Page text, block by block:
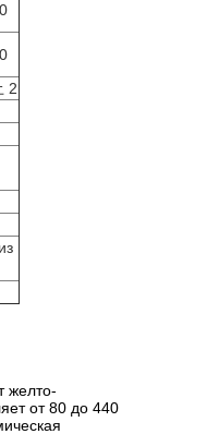
2
желто-
от 80 до 440